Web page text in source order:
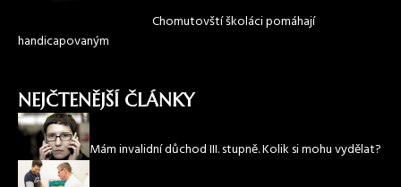
Chomutovští školáci pomáhají
handicapovaným
NEJČTENĚJŠÍ ČLÁNKY
Mám invalidní důchod III. stupně. Kolik si mohu vydělat?